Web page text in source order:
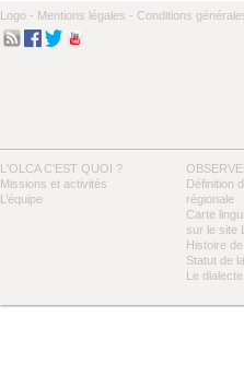
Logo - Mentions légales - Conditions
L'OLCA C'EST QUOI ?
Missions et activités
L’équipe
Définition
régionale
Carte
sur le site
Histoire
Statut de
Le